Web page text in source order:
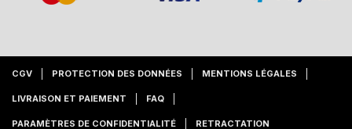
CGV PROTECTION DES DONNÉES MENTIONS LÉGALES
LIVRAISON ET PAIEMENT FAQ
PARAMÈTRES DE CONFIDENTIALITÉ RETRACTATION